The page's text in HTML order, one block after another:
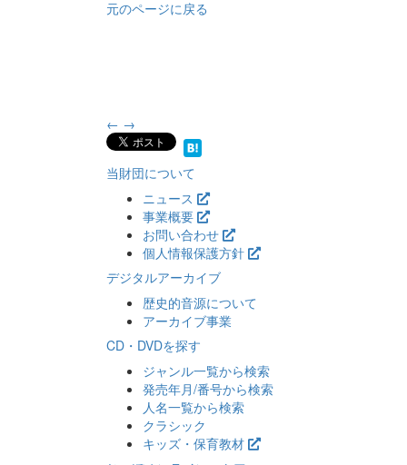
元のページに戻る
← →
当財団について
ニュース
事業概要
お問い合わせ
個人情報保護方針
デジタルアーカイブ
歴史的音源について
アーカイブ事業
CD・DVDを探す
ジャンル一覧から検索
発売年月/番号から検索
人名一覧から検索
クラシック
キッズ・保育教材